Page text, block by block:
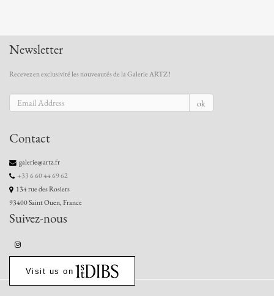
Newsletter
Recevez en exclusivité les nouveautés de la Galerie ARTZ !
ok
Contact
galerie@artz.fr
+33 6 60 44 69 62
134 rue des Rosiers
93400 Saint Ouen, France
Suivez-nous
Visit us on